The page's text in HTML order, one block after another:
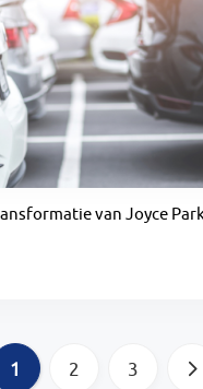
van Joyce
1 2 3